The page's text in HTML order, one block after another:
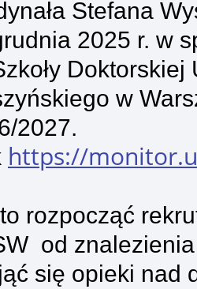
Stefana
2025 r. w
w
2027.
https://
rozpocząć
od
się opieki nad